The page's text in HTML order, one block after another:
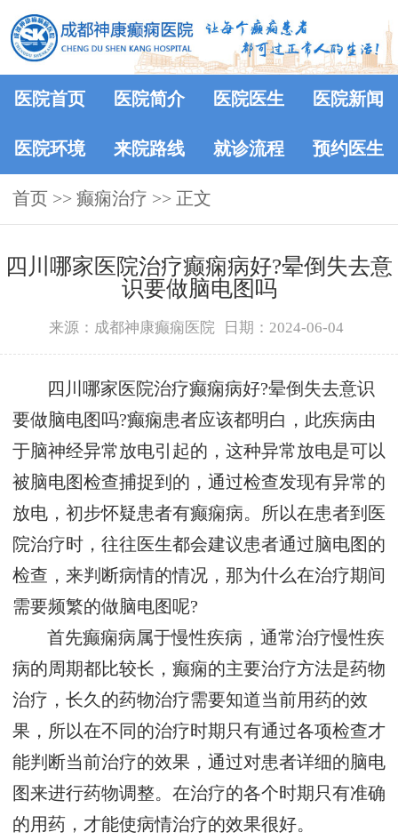
医院首页 医院简介 医院医生 医院新闻
医院环境 来院路线 就诊流程 预约医生
首页 >> 癫痫治疗 >> 正文
四川哪家医院治疗癫痫病好?晕倒失去意
识要做脑电图吗
来源：成都神康癫痫医院 日期：2024-06-04
四川哪家医院治疗癫痫病好?晕倒失去意识
要做脑电图吗?癫痫患者应该都明白，此疾病由
于脑神经异常放电引起的，这种异常放电是可以
被脑电图检查捕捉到的，通过检查发现有异常的
放电，初步怀疑患者有癫痫病。所以在患者到医
院治疗时，往往医生都会建议患者通过脑电图的
检查，来判断病情的情况，那为什么在治疗期间
需要频繁的做脑电图呢?
首先癫痫病属于慢性疾病，通常治疗慢性疾
病的周期都比较长，癫痫的主要治疗方法是药物
治疗，长久的药物治疗需要知道当前用药的效
果，所以在不同的治疗时期只有通过各项检查才
能判断当前治疗的效果，通过对患者详细的脑电
图来进行药物调整。在治疗的各个时期只有准确
的用药，才能使病情治疗的效果很好。